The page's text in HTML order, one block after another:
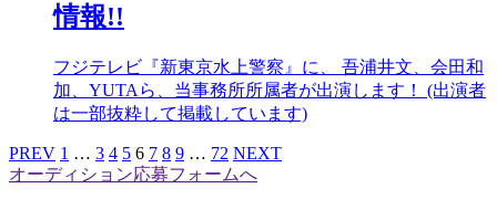
情報!!
フジテレビ『新東京水上警察』に、 吾浦井文、会田和
加、YUTAら、当事務所所属者が出演します！ (出演者
は一部抜粋して掲載しています)
PREV 1 … 3 4 5 6 7 8 9 … 72 NEXT
オーディション応募フォームへ